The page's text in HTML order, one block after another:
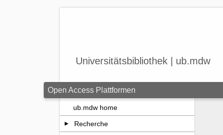
Universitätsbibliothek | ub.mdw
Open Access Plattformen
ub.mdw home
Recherche